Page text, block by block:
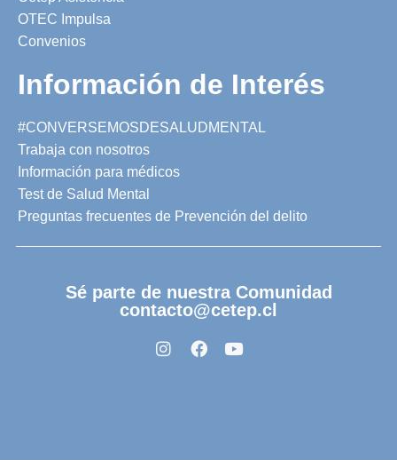
OTEC Impulsa
Convenios
Información de Interés
#CONVERSEMOSDESALUDMENTAL
Trabaja con nosotros
Información para médicos
Test de Salud Mental
Preguntas frecuentes de Prevención del delito
Sé parte de nuestra Comunidad
contacto@cetep.cl